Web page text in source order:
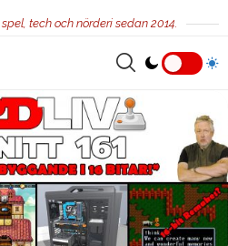
tech och nörderi sedan 2014.